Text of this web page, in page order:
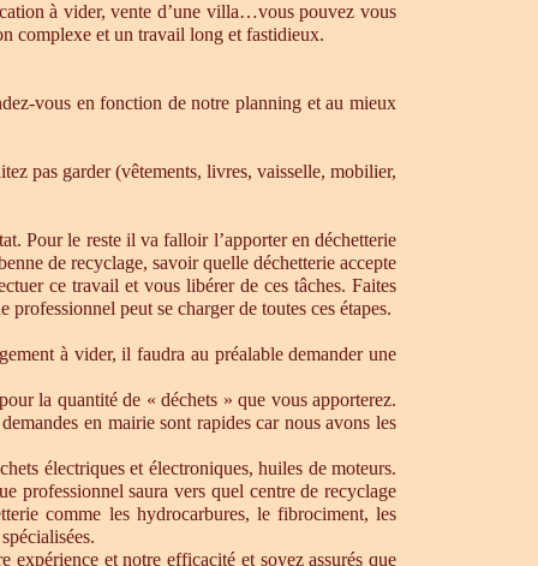
à vider, vente d’une villa…vous pouvez vous
complexe et un travail long et fastidieux.
vous en fonction de notre planning et au mieux
pas garder (vêtements, livres, vaisselle, mobilier,
Pour le reste il va falloir l’apporter en déchetterie
de recyclage, savoir quelle déchetterie accepte
ce travail et vous libérer de ces tâches. Faites
peut se charger de toutes ces étapes.
à vider, il faudra au préalable demander une
la quantité de « déchets » que vous apporterez.
en mairie sont rapides car nous avons les
électriques et électroniques, huiles de moteurs.
professionnel saura vers quel centre de recyclage
comme les hydrocarbures, le fibrociment, les
expérience et notre efficacité et soyez assurés que